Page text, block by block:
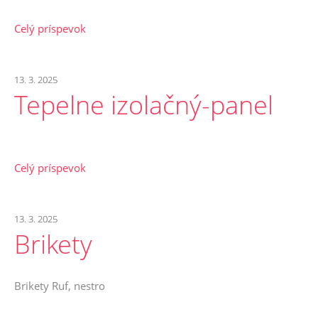
Celý príspevok
13. 3. 2025
Tepelne izolačný-panel
Celý príspevok
13. 3. 2025
Brikety
Brikety Ruf, nestro